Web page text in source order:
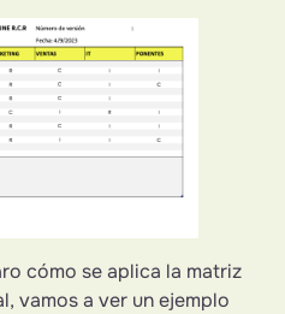
cómo se aplica la matriz
vamos a ver un ejemplo